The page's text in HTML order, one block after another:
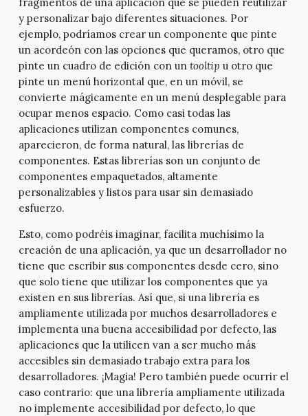
fragmentos de una aplicación que se pueden reutilizar
y personalizar bajo diferentes situaciones. Por
ejemplo, podríamos crear un componente que pinte
un acordeón con las opciones que queramos, otro que
pinte un cuadro de edición con un tooltip u otro que
pinte un menú horizontal que, en un móvil, se
convierte mágicamente en un menú desplegable para
ocupar menos espacio. Como casi todas las
aplicaciones utilizan componentes comunes,
aparecieron, de forma natural, las librerías de
componentes. Estas librerías son un conjunto de
componentes empaquetados, altamente
personalizables y listos para usar sin demasiado
esfuerzo.
Esto, como podréis imaginar, facilita muchísimo la
creación de una aplicación, ya que un desarrollador no
tiene que escribir sus componentes desde cero, sino
que solo tiene que utilizar los componentes que ya
existen en sus librerías. Así que, si una librería es
ampliamente utilizada por muchos desarrolladores e
implementa una buena accesibilidad por defecto, las
aplicaciones que la utilicen van a ser mucho más
accesibles sin demasiado trabajo extra para los
desarrolladores. ¡Magia! Pero también puede ocurrir el
caso contrario: que una librería ampliamente utilizada
no implemente accesibilidad por defecto, lo que